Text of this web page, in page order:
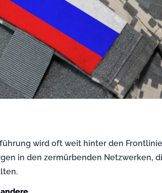
wird oft weit hinter den
in den zermürbenden Netzwerken,